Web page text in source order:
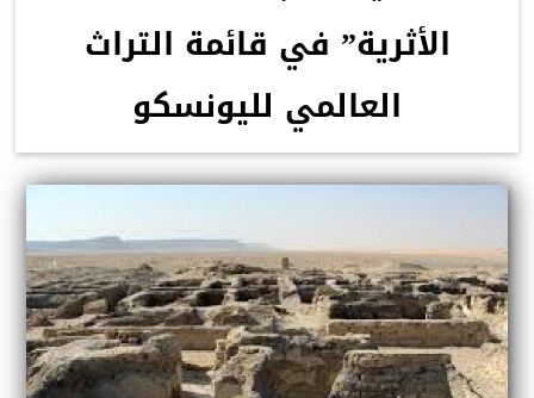
الأثرية” في قائمة التراث
العالمي لليونسكو